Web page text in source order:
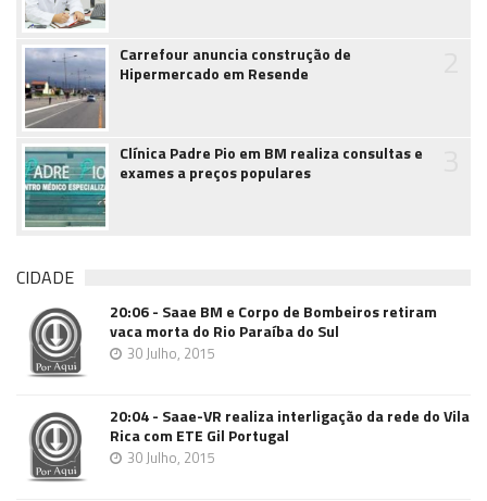
Carrefour anuncia construção de
Hipermercado em Resende
Clínica Padre Pio em BM realiza consultas e
exames a preços populares
CIDADE
20:06 - Saae BM e Corpo de Bombeiros retiram
vaca morta do Rio Paraíba do Sul
30 Julho, 2015
20:04 - Saae-VR realiza interligação da rede do Vila
Rica com ETE Gil Portugal
30 Julho, 2015